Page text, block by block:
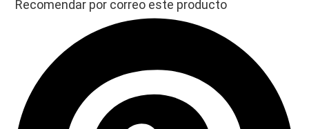
Recomendar por correo este producto
window